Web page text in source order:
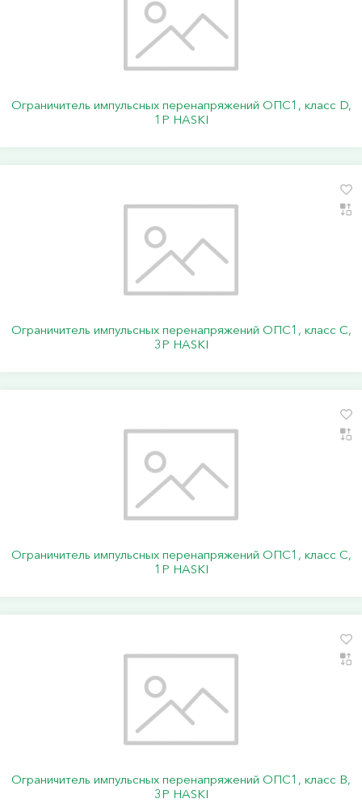
Ограничитель импульсных перенапряжений ОПС1, класс D,
1P HASKI
Ограничитель импульсных перенапряжений ОПС1, класс C,
3P HASKI
Ограничитель импульсных перенапряжений ОПС1, класс C,
1P HASKI
Ограничитель импульсных перенапряжений ОПС1, класс B,
3P HASKI